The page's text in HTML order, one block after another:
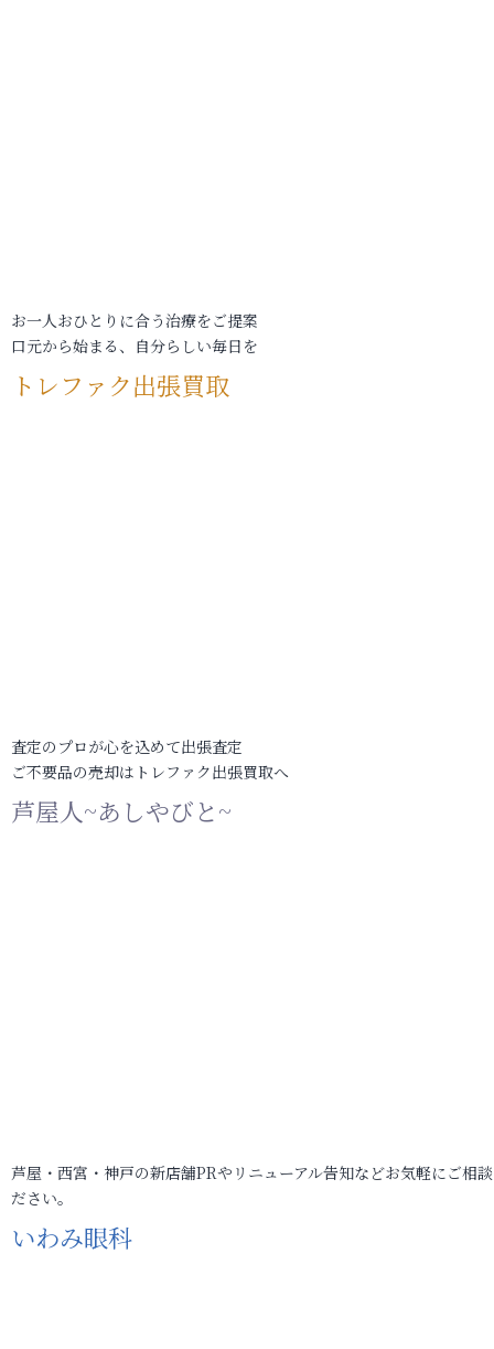
お一人おひとりに合う治療をご提案
口元から始まる、自分らしい毎日を
トレファク出張買取
査定のプロが心を込めて出張査定
ご不要品の売却はトレファク出張買取へ
芦屋人~あしやびと~
芦屋・西宮・神戸の新店舗PRやリニューアル告知などお気軽にご相
ださい。
いわみ眼科